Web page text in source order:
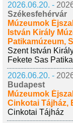
2026.06.20. -
Székesfehérvár
Múzeumok
István Király
Patikamúzeum,
Szent István
Fekete Sas
2026.06.20. -
Budapest
Múzeumok
Cinkotai Tájház,
Cinkotai Tájház